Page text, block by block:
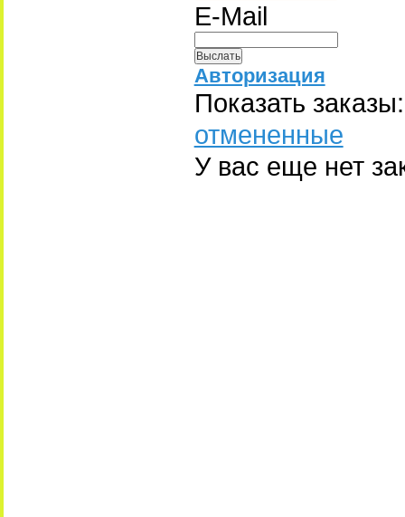
E-Mail
Авторизация
Показать заказы:
отмененные
У вас еще нет